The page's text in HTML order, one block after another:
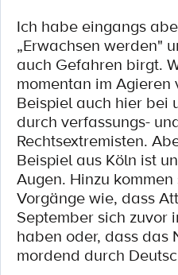
Ich habe eingangs
„Erwachsen werden"
auch Gefahren birgt.
momentan im Agieren
Beispiel auch hier bei
durch verfassungs-
Rechtsextremisten.
Beispiel aus Köln ist
Augen. Hinzu
Vorgänge wie, dass
September sich zuvor
haben oder, dass das
mordend durch